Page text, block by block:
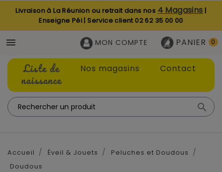
Livraison à La Réunion ou retrait dans nos 4 Magasins |
Enseigne Péi | Service client02 62 35 00 00
 PANIER 0
MON COMPTE
Liste de
naissance
Nos magasins Contact

Accueil Éveil & Jouets
Peluches et Doudous
Doudous